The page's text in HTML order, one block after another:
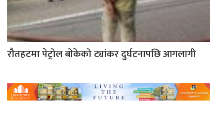
रौतहटमा पेट्रोल बोकेको ट्यांकर दुर्घटनापछि आगलागी